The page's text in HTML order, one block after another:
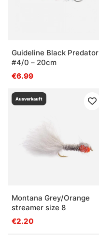
Guideline Black Predator
#4/0 – 20cm
€6.99
Ausverkauft
Montana Grey/Orange
streamer size 8
€2.20